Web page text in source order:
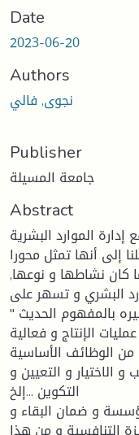
Date
2023-06-20
Authors
نجوى, فالي
Publisher
جامعة المسيلة
Abstract
الموارد البشرية
إلى أنها تمثل محورا
نشاطها و نوعها,
البشري و تسهر على
بالمفهوم الحديث "
الإنتاج و فعالية
الوظائف الأساسية
الاختيار و التعيين و
التكوين ...إلخ
و ضمان البقاء و